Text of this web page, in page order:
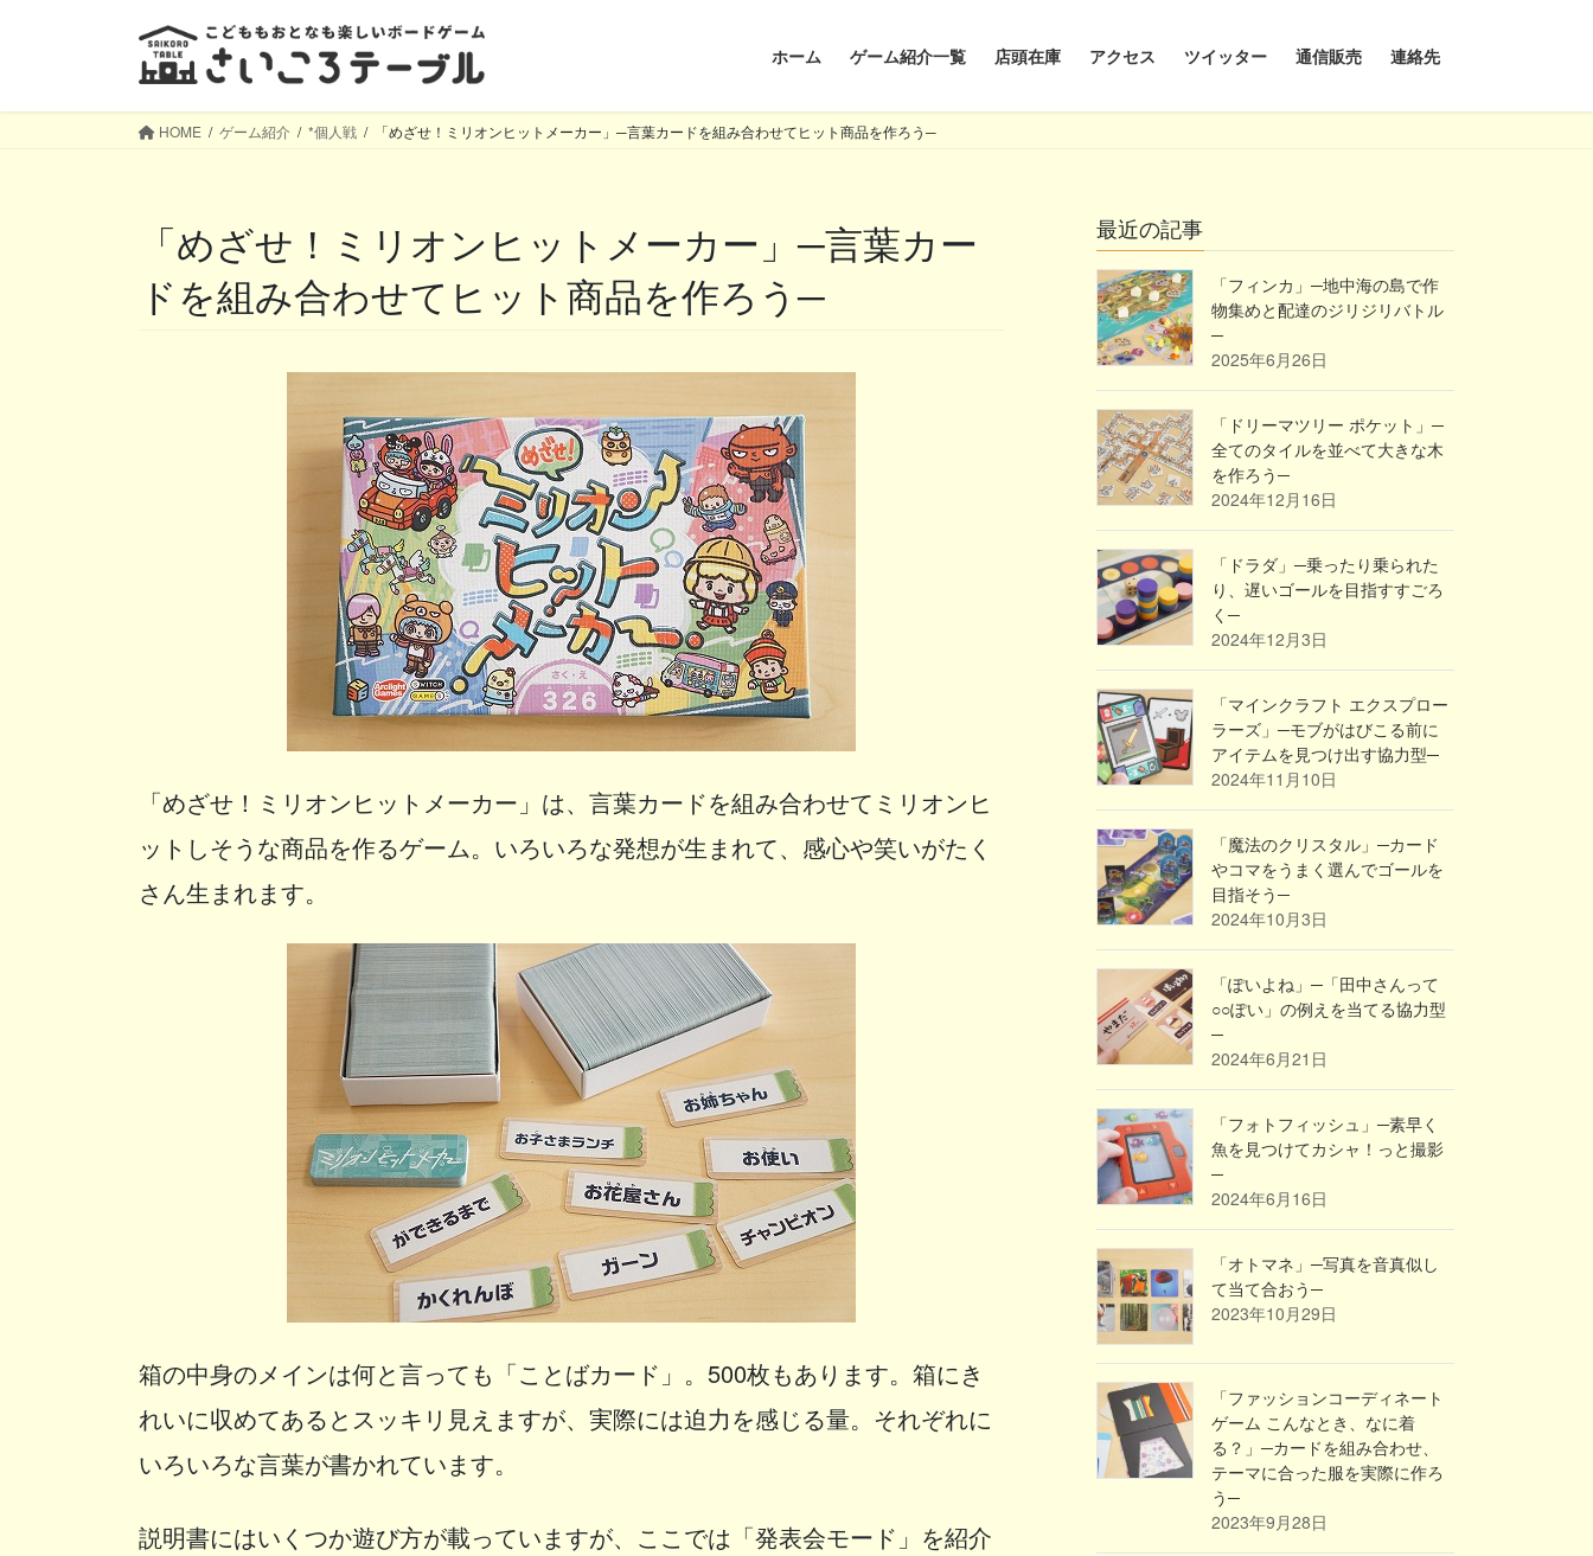
ホーム ゲーム紹介一覧 店頭在庫 アクセス ツイッター 通信販売 連絡先
HOME ゲーム紹介 *個人戦 「めざせ！ミリオンヒットメーカー」─言葉カードを組み合わせてヒット商品を作ろう─
「めざせ！ミリオンヒットメーカー」─言葉カー
ドを組み合わせてヒット商品を作ろう─
「めざせ！ミリオンヒットメーカー」は、言葉カードを組み合わせてミリオンヒ
ットしそうな商品を作るゲーム。いろいろな発想が生まれて、感心や笑いがたく
さん生まれます。
箱の中身のメインは何と言っても「ことばカード」。500枚もあります。箱にき
れいに収めてあるとスッキリ見えますが、実際には迫力を感じる量。それぞれに
いろいろな言葉が書かれています。
説明書にはいくつか遊び方が載っていますが、ここでは「発表会モード」を紹介
最近の記事
「フィンカ」─地中海の島で作
物集めと配達のジリジリバトル
─
2025年6月26日
「ドリーマツリー ポケット」─
全てのタイルを並べて大きな木
を作ろう─
2024年12月16日
「ドラダ」─乗ったり乗られた
り、遅いゴールを目指すすごろ
く─
2024年12月3日
「マインクラフト エクスプロー
ラーズ」─モブがはびこる前に
アイテムを見つけ出す協力型─
2024年11月10日
「魔法のクリスタル」─カード
やコマをうまく選んでゴールを
目指そう─
2024年10月3日
「ぽいよね」─「田中さんって
○○ぽい」の例えを当てる協力型
─
2024年6月21日
「フォトフィッシュ」─素早く
魚を見つけてカシャ！っと撮影
─
2024年6月16日
「オトマネ」─写真を音真似し
て当て合おう─
2023年10月29日
「ファッションコーディネート
ゲーム こんなとき、なに着
る？」─カードを組み合わせ、
テーマに合った服を実際に作ろ
う─
2023年9月28日